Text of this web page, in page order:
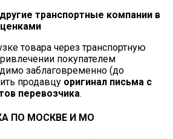
транспортные компании в
товара через транспортную
покупателем
заблаговременно (до
продавцу оригинал письма с
перевозчика.
ПО МОСКВЕ И МО